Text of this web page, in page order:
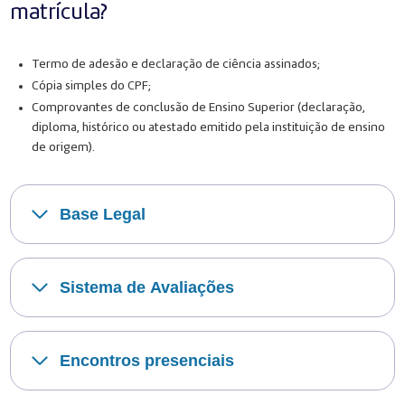
matrícula?
Termo de adesão e declaração de ciência assinados;
Cópia simples do CPF;
Comprovantes de conclusão de Ensino Superior (declaração,
diploma, histórico ou atestado emitido pela instituição de ensino
de origem).
Base Legal
Sistema de Avaliações
Encontros presenciais